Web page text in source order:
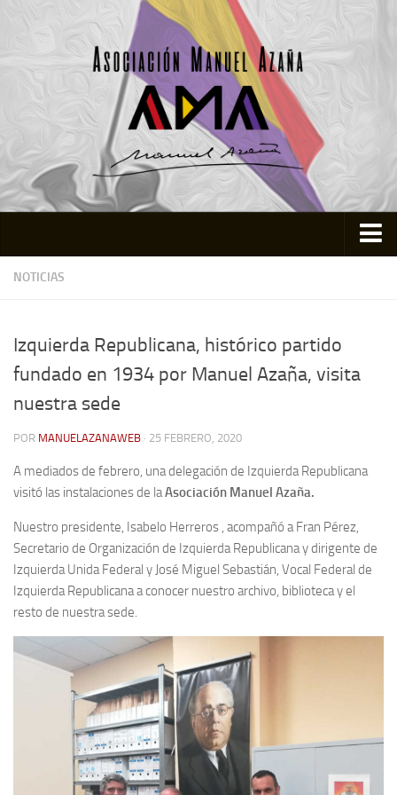
Inicio
Quienes somos
Actividades
Colabora
Investigación previa de la represión en Talavera de la Reina (1937-
Informe Represión en Toledo 1936-1947 | Buscador
Informe de la fosa de abril de 1939 de Tembleque
Enciclopedia Republicana
Personajes republicanos
Izquierda Republicana. Agrupaciones y Militantes (1934-1939)
Izquierda Republicana. Navarra
Izquierda Republicana. Galicia
Textos esenciales del republicanismo
NOTICIAS
Izquierda Republicana, histórico partido
fundado en 1934 por Manuel Azaña, visita
nuestra sede
POR MANUELAZANAWEB · 25 FEBRERO, 2020
A mediados de febrero, una delegación de Izquierda Republicana
visitó las instalaciones de laAsociación Manuel Azaña.
Nuestro presidente, Isabelo Herreros , acompañó a Fran Pérez,
Secretario de Organización de Izquierda Republicana y dirigente de
Izquierda Unida Federal y José Miguel Sebastián, Vocal Federal de
Izquierda Republicana a conocer nuestro archivo, biblioteca y el
resto de nuestra sede.